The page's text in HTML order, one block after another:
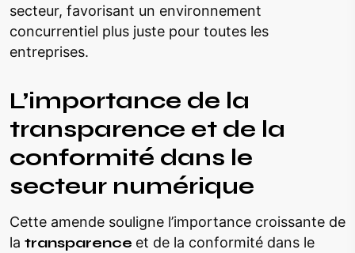
secteur, favorisant un environnement
concurrentiel plus juste pour toutes les
entreprises.
L’importance de la
transparence et de la
conformité dans le
secteur numérique
Cette amende souligne l’importance croissante de
la transparence et de la conformité dans le